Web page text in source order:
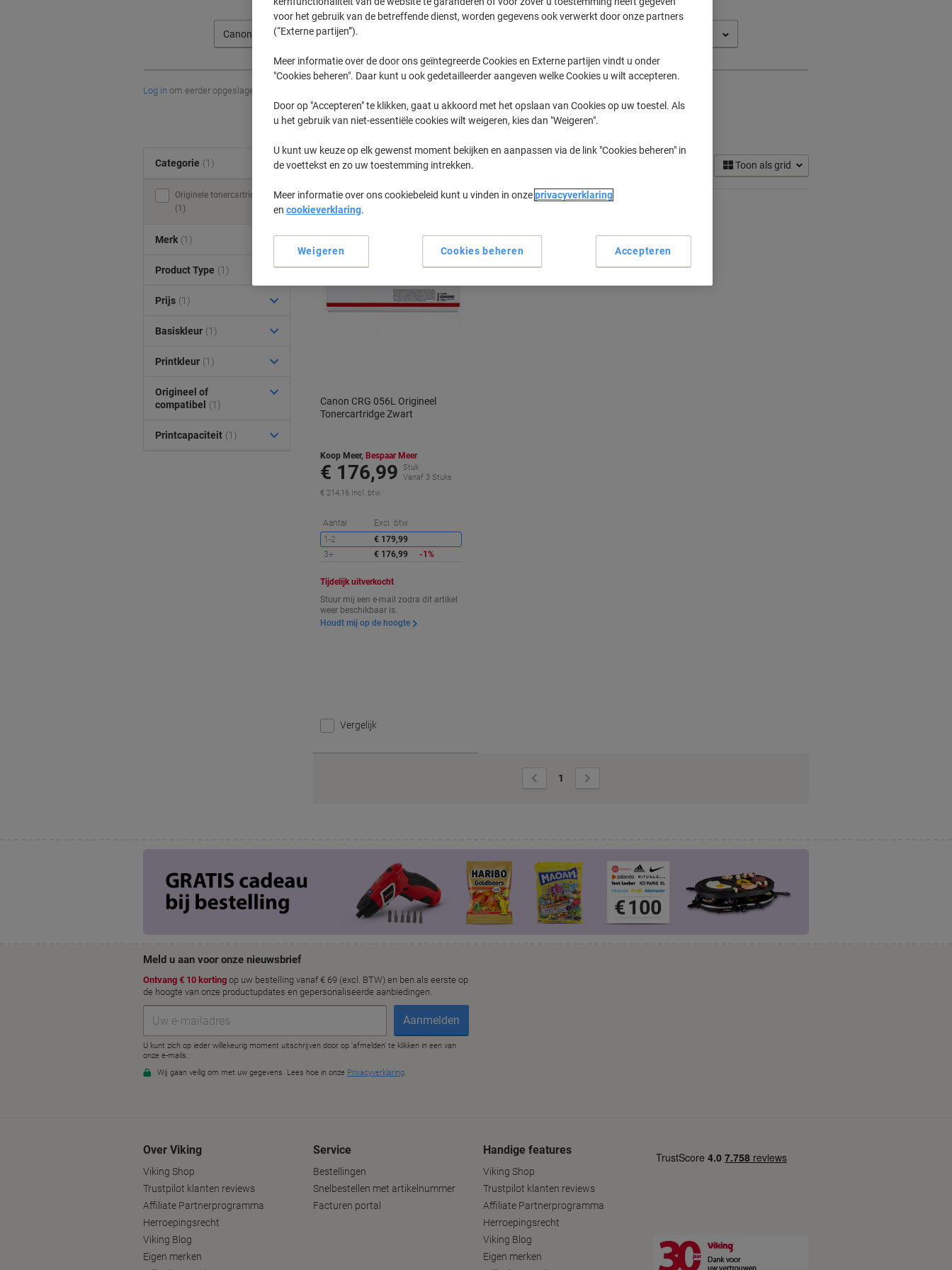
Canon
Log in om eerder opgeslagen printers en/of eerder gekochte cartridges te tonen
Canon MF-542 Printer Toner Cartridges
Sorteer op: Toon als grid
Canon CRG 056L Origineel
Tonercartridge Zwart
Koop Meer, Bespaar Meer
€ 176,99
Stuk
Vanaf 3 Stuks
€ 214,16 Incl. btw
Aantal Excl. btw
1-2
€ 179,99
3+
€ 176,99 -1%
Tijdelijk uitverkocht
Stuur mij een e-mail zodra dit artikel
weer beschikbaar is.
Houdt mij op de hoogte
Vergelijk
Vorige
pagina
1
pagina
Categorie (1)
Originele tonercartridges
(1)
Merk (1)
Product Type (1)
Prijs (1)
Basiskleur (1)
Printkleur (1)
Origineel of
compatibel
(1)
Printcapaciteit (1)
Over Viking
Viking Shop
Trustpilot klanten reviews
Affiliate Partnerprogramma
Herroepingsrecht
Viking Blog
Eigen merken
Service
Bestellingen
Snelbestellen met artikelnummer
Facturen portal
Handige features
Viking Shop
Trustpilot klanten reviews
Affiliate Partnerprogramma
Herroepingsrecht
Viking Blog
Eigen merken
voor het gebruik van de betreffende dienst, worden gegevens ook verwerkt door onze partners
(“Externe partijen”).
Meer informatie over de door ons geïntegreerde Cookies en Externe partijen vindt u onder
"Cookies beheren". Daar kunt u ook gedetailleerder aangeven welke Cookies u wilt accepteren.
Door op "Accepteren" te klikken, gaat u akkoord met het opslaan van Cookies op uw toestel. Als
u het gebruik van niet-essentiële cookies wilt weigeren, kies dan "Weigeren".
U kunt uw keuze op elk gewenst moment bekijken en aanpassen via de link "Cookies beheren" in
de voettekst en zo uw toestemming intrekken.
Meer informatie over ons cookiebeleid kunt u vinden in onzeprivacyverklaring
en cookieverklaring.
Cookies beheren
Weigeren Accepteren